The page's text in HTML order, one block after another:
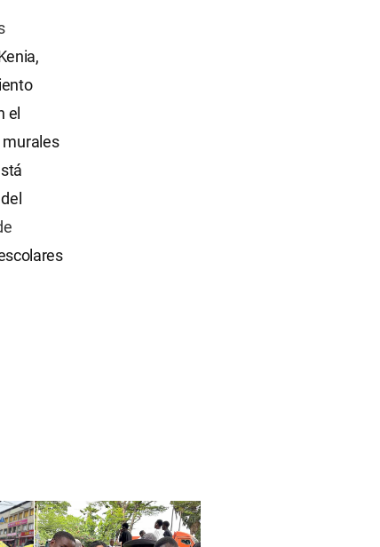
el
murales